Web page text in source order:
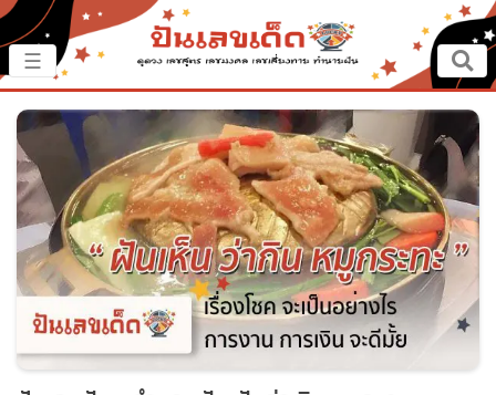
หน้าหลัก
ปันเรื่องเด็ด
ปันแนวทาง
ปันแหล่งเลข
ปันเลขฝัน
×
☰